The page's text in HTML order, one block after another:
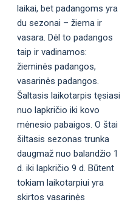
laikai, bet padangoms yra
du sezonai – žiema ir
vasara. Dėl to padangos
taip ir vadinamos:
žieminės padangos,
vasarinės padangos.
Šaltasis laikotarpis tęsiasi
nuo lapkričio iki kovo
mėnesio pabaigos. O štai
šiltasis sezonas trunka
daugmaž nuo balandžio 1
d. iki lapkričio 9 d. Būtent
tokiam laikotarpiui yra
skirtos vasarinės